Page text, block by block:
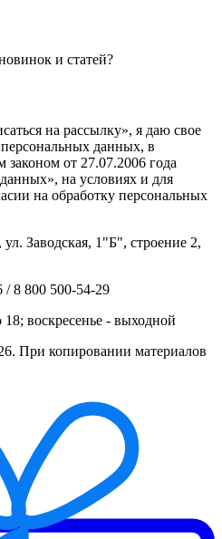
и статей?
на рассылку», я даю свое
данных, в
законом от 27.07.2006 года
на условиях и для
на обработку персональных
, ул. Заводская, 1"Б", строение 2,
/ 8 800 500-54-29
18; воскресенье - выходной
При копировании материалов